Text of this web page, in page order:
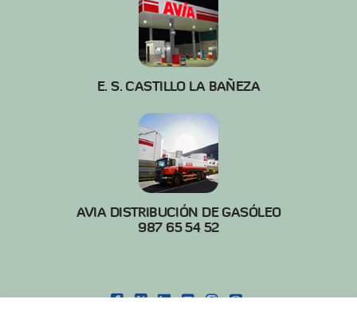
E. S. CASTILLO LA BAÑEZA
AVIA DISTRIBUCIÓN DE GASÓLEO
987 65 54 52